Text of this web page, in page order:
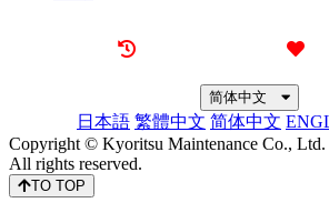
简体中文
日本語 繁體中文 简体中文
Copyright © Kyoritsu Maintenance Co., Ltd.
All rights reserved.
TO TOP